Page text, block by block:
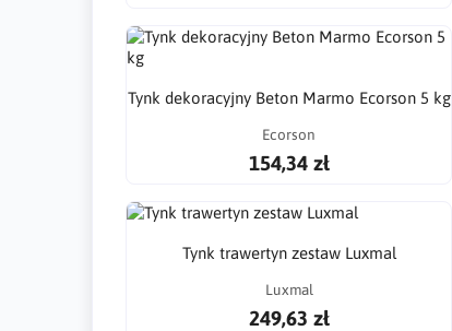
Tynk dekoracyjny Beton Marmo Ecorson 5 kg
Ecorson
154,34 zł
Tynk trawertyn zestaw Luxmal
Luxmal
249,63 zł